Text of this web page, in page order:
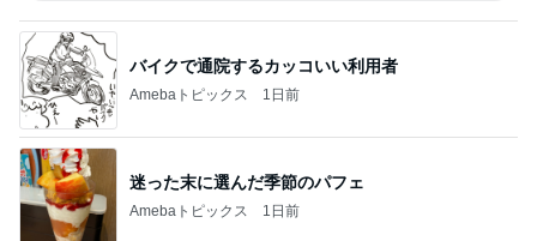
バイクで通院するカッコいい利用者
Amebaトピックス 1日前
迷った末に選んだ季節のパフェ
Amebaトピックス 1日前